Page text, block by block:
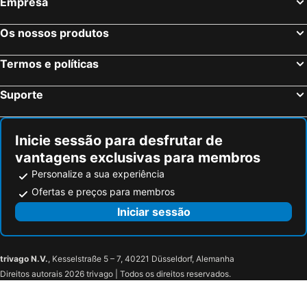
Colónia, Renânia do Norte-Vestfália Hotéis
Dusseldorf, Renânia do Norte-Vestfália Hotéis
Hamburgo, Hamburgo Hotéis
Os nossos produtos
Termos e políticas
Suporte
Inicie sessão para desfrutar de
vantagens exclusivas para membros
Personalize a sua experiência
Ofertas e preços para membros
Iniciar sessão
trivago N.V., Kesselstraße 5 – 7, 40221 Düsseldorf, Alemanha
Direitos autorais 2026 trivago | Todos os direitos reservados.